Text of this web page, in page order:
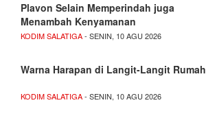
Plavon Selain Memperindah juga
Menambah Kenyamanan
KODIM SALATIGA- SENIN, 10 AGU 2026
Warna Harapan di Langit-Langit Rumah
KODIM SALATIGA- SENIN, 10 AGU 2026